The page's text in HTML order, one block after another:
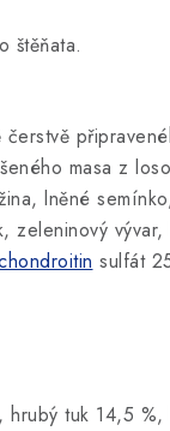
štěňata.
masa z
lněné
zeleninový
sulfát
tuk 14,5